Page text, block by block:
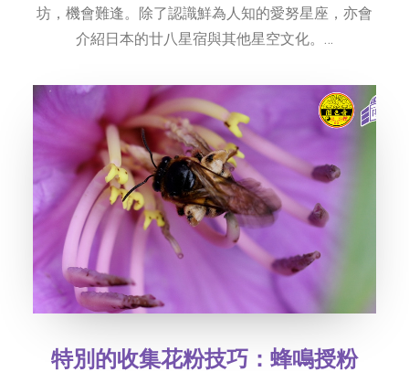
坊，機會難逢。除了認識鮮為人知的愛努星座，亦會
介紹日本的廿八星宿與其他星空文化。…
特別的收集花粉技巧：蜂鳴授粉